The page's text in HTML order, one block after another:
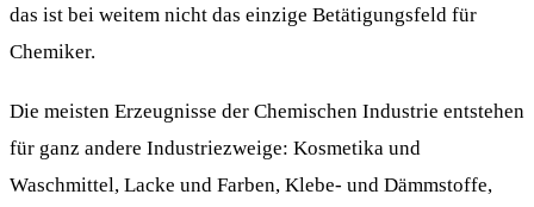
das ist bei weitem nicht das einzige Betätigungsfeld für
Chemiker.
Die meisten Erzeugnisse der Chemischen Industrie entstehen
für ganz andere Industriezweige: Kosmetika und
Waschmittel, Lacke und Farben, Klebe- und Dämmstoffe,